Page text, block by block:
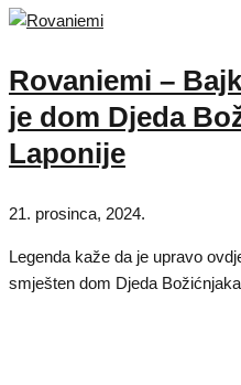
Rovaniemi –
je dom Djeda
Laponije
21. prosinca, 2024.
Legenda kaže da je upravo
smješten dom Djeda